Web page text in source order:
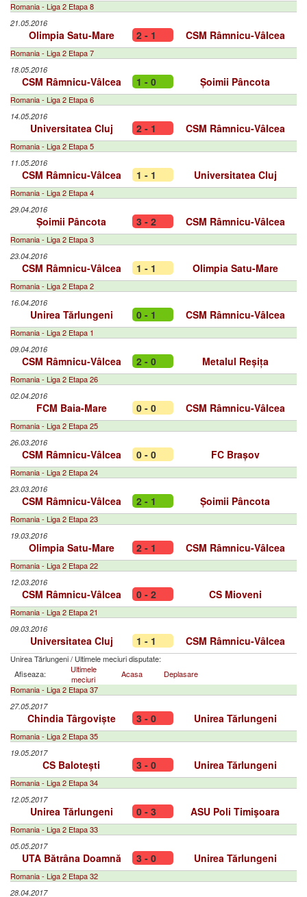
Romania - Liga 2 Etapa 8
21.05.2016
Olimpia Satu-Mare 2 - 1 CSM Râmnicu-Vâlcea
Romania - Liga 2 Etapa 7
18.05.2016
CSM Râmnicu-Vâlcea 1 - 0 Șoimii Pâncota
Romania - Liga 2 Etapa 6
14.05.2016
Universitatea Cluj 2 - 1 CSM Râmnicu-Vâlcea
Romania - Liga 2 Etapa 5
11.05.2016
CSM Râmnicu-Vâlcea 1 - 1 Universitatea Cluj
Romania - Liga 2 Etapa 4
29.04.2016
Șoimii Pâncota 3 - 2 CSM Râmnicu-Vâlcea
Romania - Liga 2 Etapa 3
23.04.2016
CSM Râmnicu-Vâlcea 1 - 1 Olimpia Satu-Mare
Romania - Liga 2 Etapa 2
16.04.2016
Unirea Tărlungeni 0 - 1 CSM Râmnicu-Vâlcea
Romania - Liga 2 Etapa 1
09.04.2016
CSM Râmnicu-Vâlcea 2 - 0 Metalul Reșița
Romania - Liga 2 Etapa 26
02.04.2016
FCM Baia-Mare 0 - 0 CSM Râmnicu-Vâlcea
Romania - Liga 2 Etapa 25
26.03.2016
CSM Râmnicu-Vâlcea 0 - 0 FC Brașov
Romania - Liga 2 Etapa 24
23.03.2016
CSM Râmnicu-Vâlcea 2 - 1 Șoimii Pâncota
Romania - Liga 2 Etapa 23
19.03.2016
Olimpia Satu-Mare 2 - 1 CSM Râmnicu-Vâlcea
Romania - Liga 2 Etapa 22
12.03.2016
CSM Râmnicu-Vâlcea 0 - 2 CS Mioveni
Romania - Liga 2 Etapa 21
09.03.2016
Universitatea Cluj 1 - 1 CSM Râmnicu-Vâlcea
Unirea Tărlungeni/ Ultimele meciuri disputate:
Afiseaza:
Ultimele
meciuri
Acasa
Deplasare
Romania - Liga 2 Etapa 37
27.05.2017
Chindia Târgoviște 3 - 0 Unirea Tărlungeni
Romania - Liga 2 Etapa 35
19.05.2017
CS Balotești 3 - 0 Unirea Tărlungeni
Romania - Liga 2 Etapa 34
12.05.2017
Unirea Tărlungeni 0 - 3 ASU Poli Timişoara
Romania - Liga 2 Etapa 33
05.05.2017
UTA Bătrâna Doamnă 3 - 0 Unirea Tărlungeni
Romania - Liga 2 Etapa 32
28.04.2017